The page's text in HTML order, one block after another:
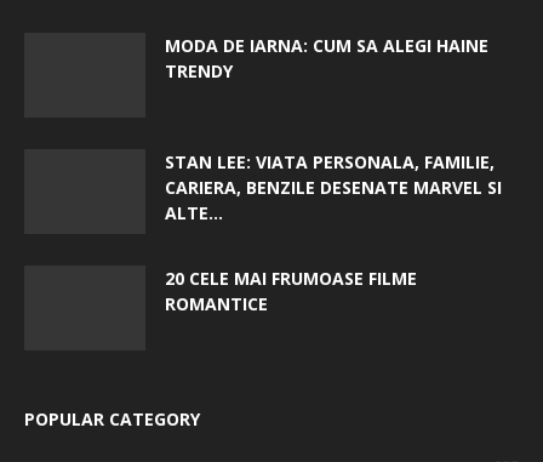
MODA DE IARNA: CUM SA ALEGI HAINE
TRENDY
STAN LEE: VIATA PERSONALA, FAMILIE,
CARIERA, BENZILE DESENATE MARVEL SI
ALTE...
20 CELE MAI FRUMOASE FILME
ROMANTICE
POPULAR CATEGORY